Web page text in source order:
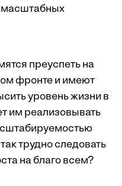
масштабных
преуспеть на
фронте и имеют
уровень жизни в
им реализовывать
трудно следовать
на благо всем?